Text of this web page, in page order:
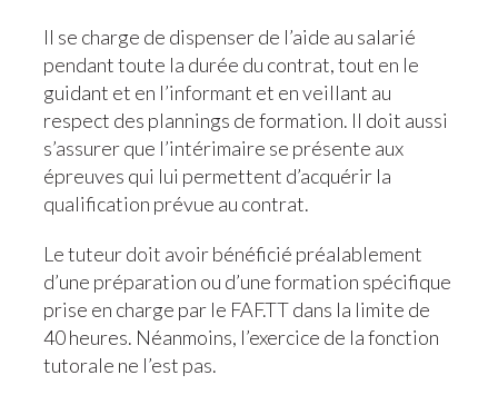
Il se charge de dispenser de l’aide au salarié
pendant toute la durée du contrat, tout en le
guidant et en l’informant et en veillant au
respect des plannings de formation. Il doit aussi
s’assurer que l’intérimaire se présente aux
épreuves qui lui permettent d’acquérir la
qualification prévue au contrat.
Le tuteur doit avoir bénéficié préalablement
d’une préparation ou d’une formation spécifique
prise en charge par le FAF.TT dans la limite de
40 heures. Néanmoins, l’exercice de la fonction
tutorale ne l’est pas.